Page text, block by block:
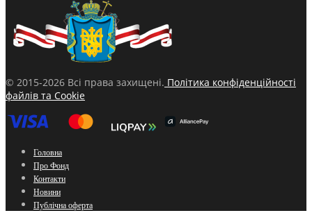
© 2015-2026 Всі права захищені. Політика конфіденційності
файлів та Cookie
Головна
Про Фонд
Контакти
Новини
Публічна оферта